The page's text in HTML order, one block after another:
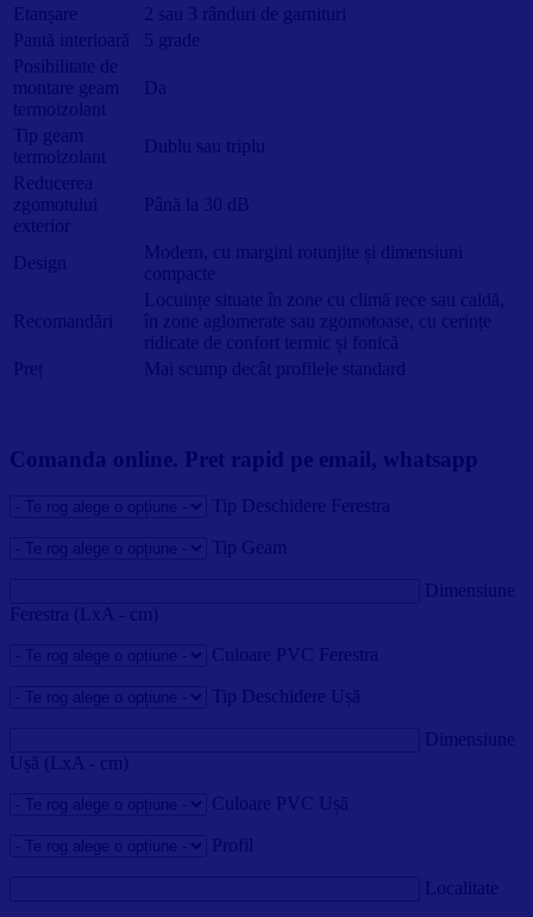
Etanșare
2 sau 3 rânduri de garnituri
Pantă interioară
5 grade
Posibilitate de
montare geam
termoizolant
Da
Tip geam
termoizolant
Dublu sau triplu
Reducerea
zgomotului
exterior
Până la 30 dB
Design
Modern, cu margini rotunjite și dimensiuni
compacte
Recomandări
Locuințe situate în zone cu climă rece sau caldă,
în zone aglomerate sau zgomotoase, cu cerințe
ridicate de confort termic și fonică
Preț
Mai scump decât profilele standard
Comanda online. Pret rapid pe email, whatsapp
Tip Deschidere Ferestra
Tip Geam
Dimensiune
Ferestra (LxA - cm)
Culoare PVC Ferestra
Tip Deschidere Ușă
Dimensiune
Ușă (LxA - cm)
Culoare PVC Ușă
Profil
Localitate